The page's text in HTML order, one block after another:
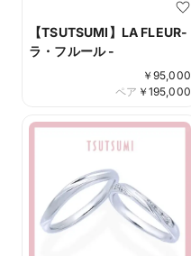
【TSUTSUMI】LA FLEUR-
ラ・フルール -
￥ 95,000
￥ 195,000
ペア